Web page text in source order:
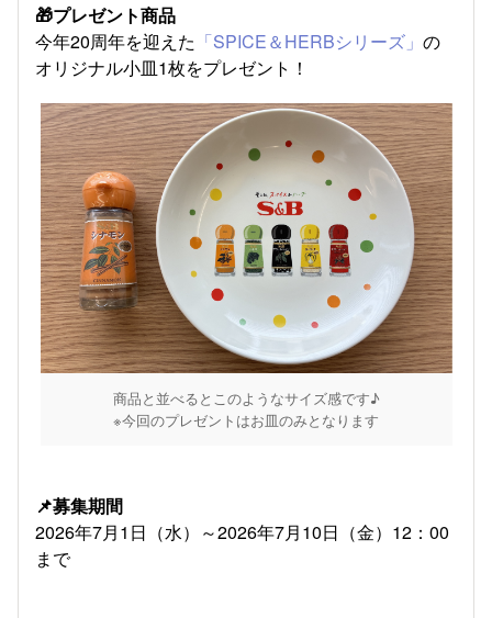
🎁プレゼント商品
今年20周年を迎えた 「SPICE＆HERBシリーズ」 の
オリジナル小皿1枚をプレゼント！
商品と並べるとこのようなサイズ感です♪
※今回のプレゼントはお皿のみとなります
📌募集期間
2026年7月1日（水）～2026年7月10日（金）12：00
まで